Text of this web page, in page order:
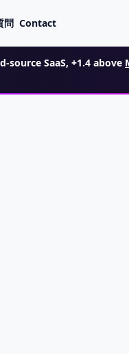
問 Contact
source SaaS, +1.4 above